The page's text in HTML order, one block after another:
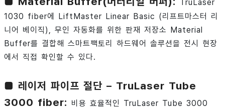
TruLaser
1030 fiber에 LiftMaster Linear Basic (리프트마스터 리
니어 베이직), 무인 자동화를 위한 판재 저장소 Material
Buffer를 결합해 스마트팩토리 하드웨어 솔루션을 전시 현장
에서 직접 확인할 수 있다.
■ 레이저 파이프 절단 – TruLaser Tube
3000 fiber: 비용 효율적인 TruLaser Tube 3000